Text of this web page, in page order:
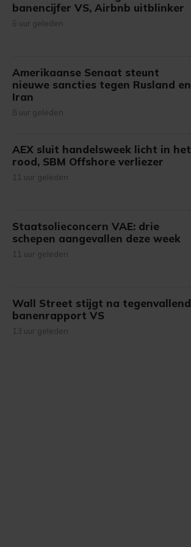
banencijfer VS, Airbnb uitblinker
6 uur geleden
Amerikaanse Senaat steunt
nieuwe sancties tegen Rusland en
Iran
8 uur geleden
AEX sluit handelsweek licht in het
rood, SBM Offshore verliezer
11 uur geleden
Staatsolieconcern VAE: drie
schepen aangevallen deze week
11 uur geleden
Wall Street stijgt na tegenvallend
banenrapport VS
13 uur geleden